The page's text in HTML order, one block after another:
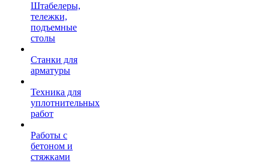
Штабелеры,
тележки,
подъемные
столы
Станки для
арматуры
Техника для
уплотнительных
работ
Работы с
бетоном и
стяжками